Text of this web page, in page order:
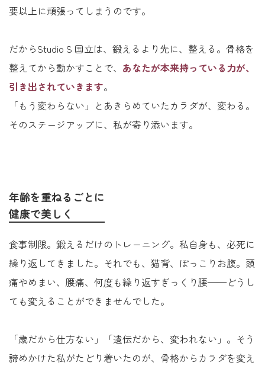
要以上に頑張ってしまうのです。
だからStudio S 国立は、鍛えるより先に、整える。骨格を
整えてから動かすことで、 あなたが本来持っている力が、
引き出されていきます。
「もう変わらない」とあきらめていたカラダが、変わる。
そのステージアップに、私が寄り添います。
年齢を重ねるごとに
健康で美しく
食事制限。鍛えるだけのトレーニング。私自身も、必死に
繰り返してきました。それでも、猫背、ぽっこりお腹。頭
痛やめまい、腰痛、何度も繰り返すぎっくり腰——どうし
ても変えることができませんでした。
「歳だから仕方ない」「遺伝だから、変われない」。そう
諦めかけた私がたどり着いたのが、骨格からカラダを変え